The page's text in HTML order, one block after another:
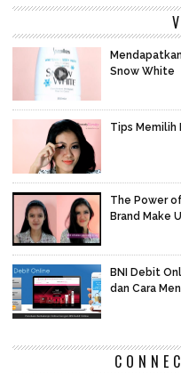
Snow White
Tips Memilih
The Power
Brand Make
BNI Debit
dan Cara